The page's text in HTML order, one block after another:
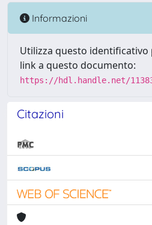
Informazioni
Utilizza questo
link a questo documento:
https://hdl.handle.net/
Citazioni